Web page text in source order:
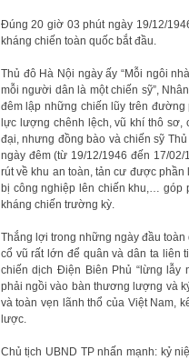
Đúng 20 giờ 03 phút ngày 19/12/
kháng chiến toàn quốc bắt đầu.
Thủ đô Hà Nội ngày ấy “Mỗi ngôi
mỗi người dân là một chiến sỹ”,
đêm lập những chiến lũy trên
lực lượng chênh lệch, vũ khí thô
đại, nhưng đồng bào và chiến sỹ
ngày đêm (từ 19/12/1946 đến 17/
rút về khu an toàn, tản cư được
bị công nghiệp lên chiến khu,… góp
kháng chiến trường kỳ.
Thắng lợi trong những ngày đầu
cổ vũ rất lớn để quân và dân ta liên
chiến dịch Điện Biên Phủ “lừng lẫy
phải ngồi vào bàn thương lượng và
và toàn vẹn lãnh thổ của Việt Nam,
lược.
Chủ tịch UBND TP nhấn mạnh: kỷ